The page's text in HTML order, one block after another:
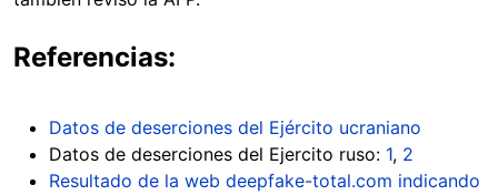
Referencias:
Datos de deserciones del Ejército ucraniano
Datos de deserciones del Ejercito ruso: 1, 2
Resultado de la web deepfake-total.com indicando